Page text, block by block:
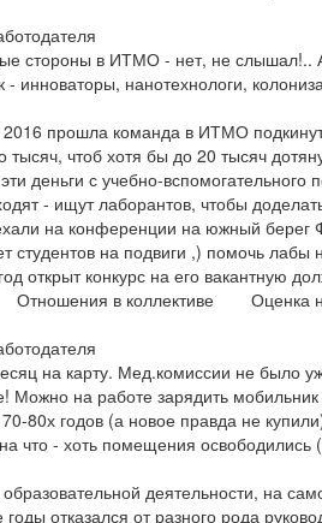
стороны в ИТМО - нет, не слышал!..
инноваторы, нанотехнологи,
прошла команда в ИТМО
тысяч, чтоб хотя бы до 20 тысяч
деньги с учебно-вспомогательного
- ищут лаборантов, чтобы
на конференции на южный берег
студентов на подвиги ,) помочь
открыт конкурс на его вакантную
Отношения в коллективе Оценка
на карту. Мед.комиссии не было
Можно на работе зарядить
80х годов (а новое правда не
что - хоть помещения освободились
деятельности, на
отказался от разного рода